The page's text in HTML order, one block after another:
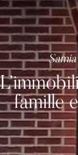
famille